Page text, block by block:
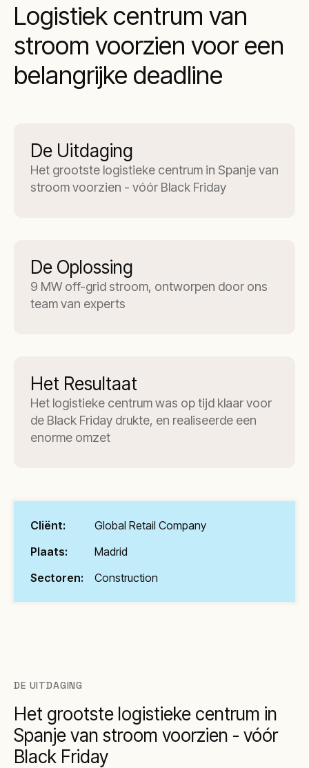
Logistiek centrum van
stroom voorzien voor een
belangrijke deadline
De Uitdaging
Het grootste logistieke centrum in Spanje van
stroom voorzien - vóór Black Friday
De Oplossing
9 MW off-grid stroom, ontworpen door ons
team van experts
Het Resultaat
Het logistieke centrum was op tijd klaar voor
de Black Friday drukte, en realiseerde een
enorme omzet
Cliënt:
Global Retail Company
Plaats:
Madrid
Sectoren:
Construction
DE UITDAGING
Het grootste logistieke centrum in
Spanje van stroom voorzien - vóór
Black Friday